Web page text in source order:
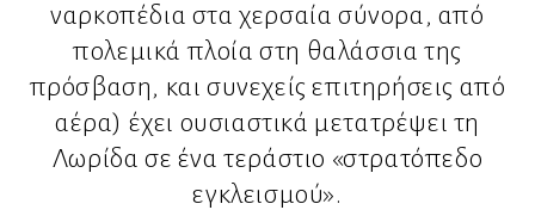
ναρκοπέδια στα χερσαία σύνορα, από
πολεμικά πλοία στη θαλάσσια της
πρόσβαση, και συνεχείς επιτηρήσεις από
αέρα) έχει ουσιαστικά μετατρέψει τη
Λωρίδα σε ένα τεράστιο «στρατόπεδο
εγκλεισμού».